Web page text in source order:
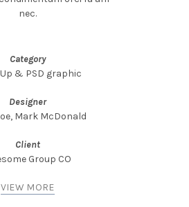
nec.
Category
& PSD graphic
Designer
Mark McDonald
Client
Group CO
VIEW MORE